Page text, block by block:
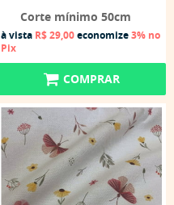
Corte mínimo 50cm
à vista R$ 29,00economize3% no
Pix
COMPRAR